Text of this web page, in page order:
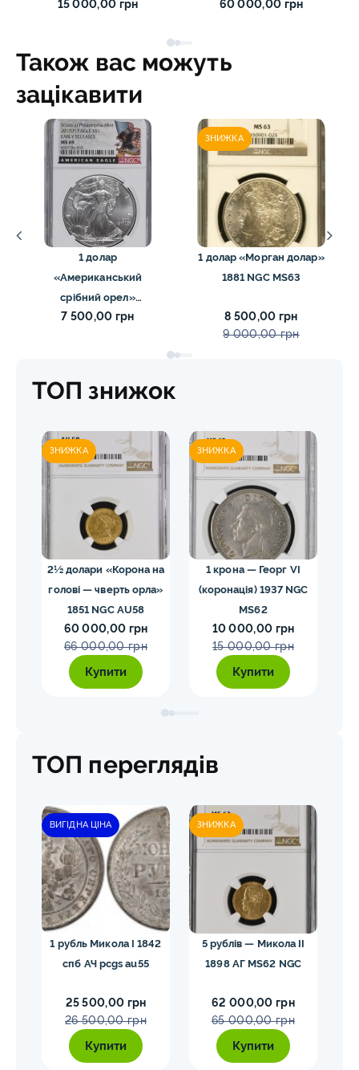
15 000,00 грн 60 000,00 грн
Також вас можуть
зацікавити
1 долар
«Американський
срібний орел»
(інвестиційна монета)
7 500,00 грн
ЗНИЖКА
1 долар «Морган долар»
1881 NGC MS63
8 500,00 грн
9 000,00 грн
ТОП знижок
ЗНИЖКА
2½ долари «Корона на
голові — чверть орла»
1851 NGC AU58
60 000,00 грн
66 000,00 грн
Купити
ЗНИЖКА
1 крона — Георг VI
(коронація) 1937 NGC
MS62
10 000,00 грн
15 000,00 грн
Купити
ТОП переглядів
ВИГІДНА ЦІНА
1 рубль Микола I 1842
спб АЧ pcgs au55
25 500,00 грн
26 500,00 грн
Купити
ЗНИЖКА
5 рублів — Микола II
1898 АГ MS62 NGC
62 000,00 грн
65 000,00 грн
Купити